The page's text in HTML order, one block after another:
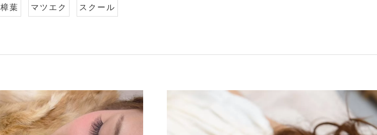
樟葉 マツエク スクール